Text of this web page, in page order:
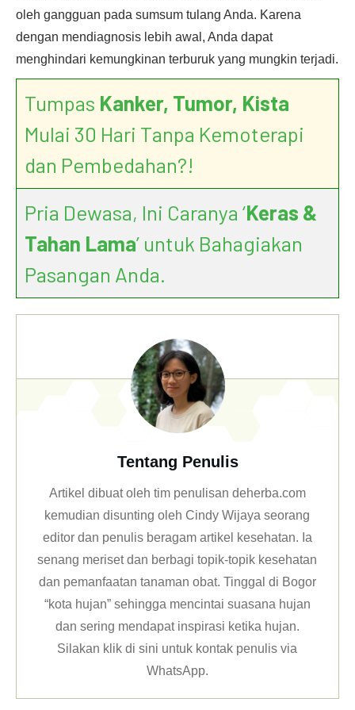
oleh gangguan pada sumsum tulang Anda. Karena
dengan mendiagnosis lebih awal, Anda dapat
menghindari kemungkinan terburuk yang mungkin terjadi.
Tumpas Kanker, Tumor, Kista
Mulai 30 Hari Tanpa Kemoterapi
dan Pembedahan?!
Pria Dewasa, Ini Caranya ‘Keras &
Tahan Lama’ untuk Bahagiakan
Pasangan Anda.
Tentang Penulis
Artikel dibuat oleh tim penulisan deherba.com
kemudian disunting oleh Cindy Wijaya seorang
editor dan penulis beragam artikel kesehatan. Ia
senang meriset dan berbagi topik-topik kesehatan
dan pemanfaatan tanaman obat. Tinggal di Bogor
“kota hujan” sehingga mencintai suasana hujan
dan sering mendapat inspirasi ketika hujan.
Silakan klikdi sini untuk kontak penulis via
WhatsApp.